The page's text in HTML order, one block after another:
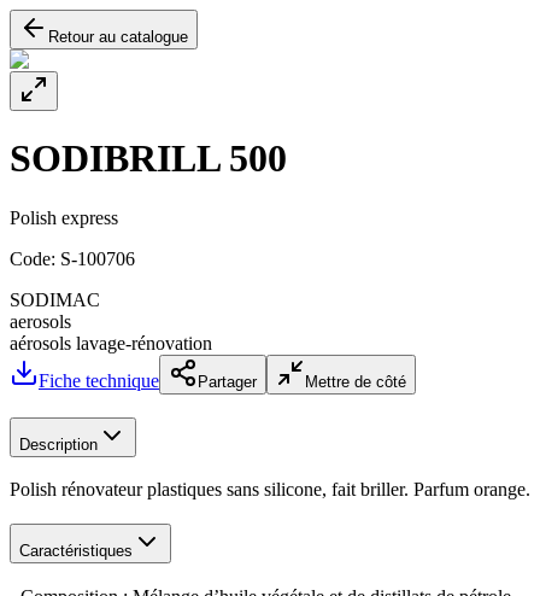
Retour au catalogue
SODIBRILL 500
Polish express
Code: S-100706
SODIMAC
aerosols
aérosols lavage-rénovation
Fiche technique
Partager Mettre de côté
Description
Polish rénovateur plastiques sans silicone, fait briller. Parfum orange.
Caractéristiques